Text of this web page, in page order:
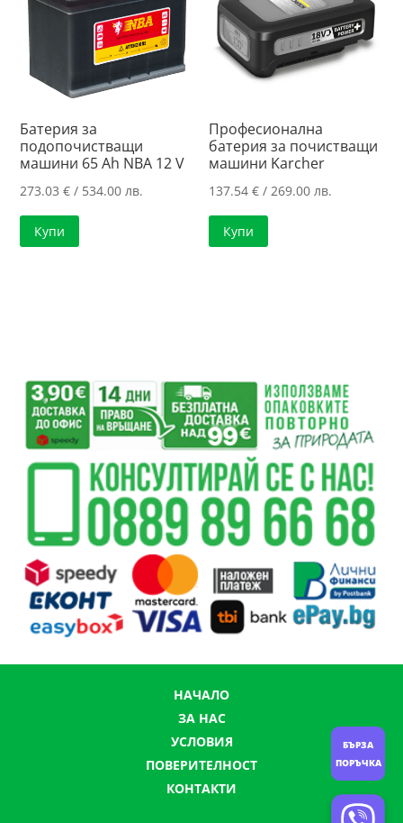
Батерия за
подопочистващи
машини 65 Ah NBA 12 V
273.03€ / 534.00 лв.
Купи
Професионална
батерия за почистващи
машини Karcher
137.54€ / 269.00 лв.
Купи
НАЧАЛО
ЗА НАС
УСЛОВИЯ
ПОВЕРИТЕЛНОСТ
КОНТАКТИ
БЪРЗА
ПОРЪЧКА